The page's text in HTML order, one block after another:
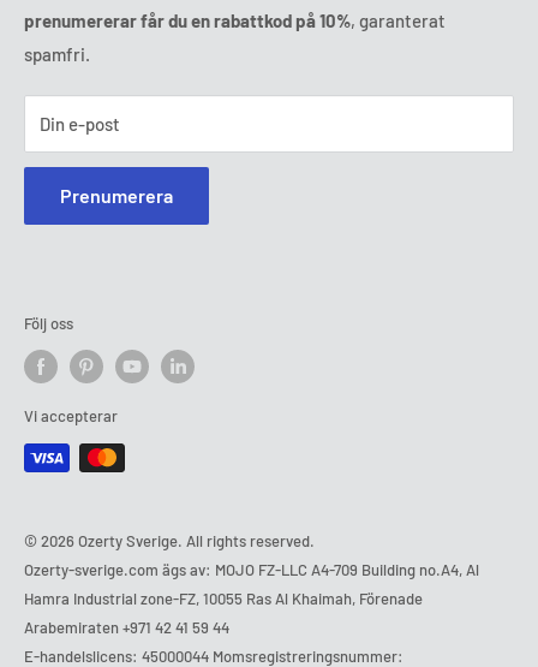
prenumererar får du en rabattkod på 10%, garanterat
spamfri.
Din e-post
Prenumerera
Följ oss
Vi accepterar
© 2026 Ozerty Sverige. All rights reserved.
Ozerty-sverige.com ägs av: MOJO FZ-LLC A4-709 Building no.A4, Al
Hamra Industrial zone-FZ, 10055 Ras Al Khaimah, Förenade
Arabemiraten+971 42 41 59 44
E-handelslicens: 45000044 Momsregistreringsnummer: